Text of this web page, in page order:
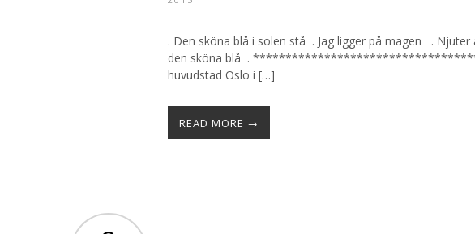
. Den sköna blå i solen stå . Jag ligger på magen .
den sköna blå .
huvudstad Oslo i […]
READ MORE →